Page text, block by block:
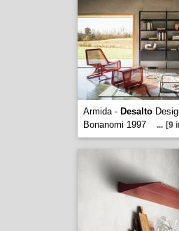
Armida - Desalto
Bonanomi 1997
... [9